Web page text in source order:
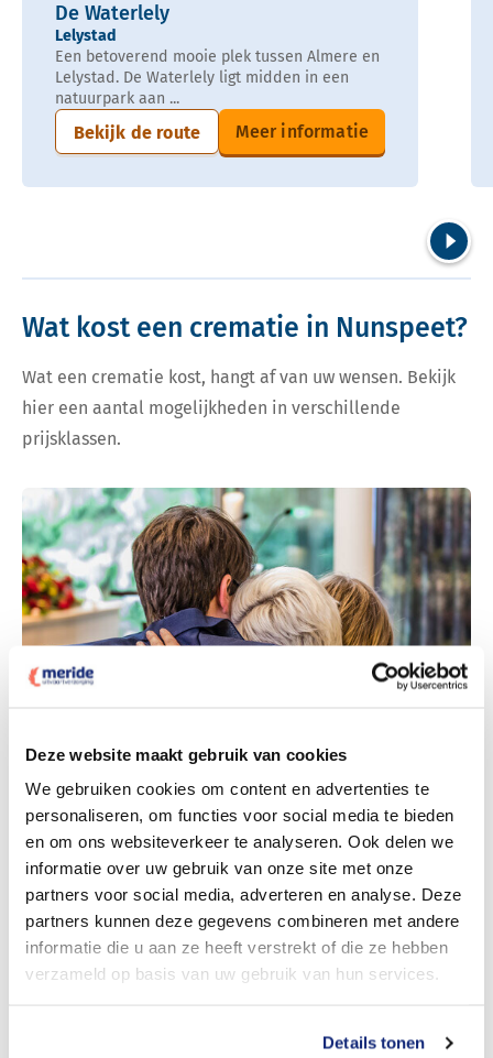
Deze website maakt gebruik van cookies
We gebruiken cookies om content en advertenties te
personaliseren, om functies voor social media te bieden
en om ons websiteverkeer te analyseren. Ook delen we
informatie over uw gebruik van onze site met onze
partners voor social media, adverteren en analyse. Deze
partners kunnen deze gegevens combineren met andere
informatie die u aan ze heeft verstrekt of die ze hebben
verzameld op basis van uw gebruik van hun services.
Details tonen
De Waterlely
Lelystad
Een betoverend mooie plek tussen Almere en
Lelystad. De Waterlely ligt midden in een
natuurpark aan ...
Bekijk de route Meer informatie
Wat kost een crematie in Nunspeet?
Wat een crematie kost, hangt af van uw wensen. Bekijk
hier een aantal mogelijkheden in verschillende
prijsklassen.
Bekijk tarieven voor crematie
Bekijk tarieven voor begrafenis